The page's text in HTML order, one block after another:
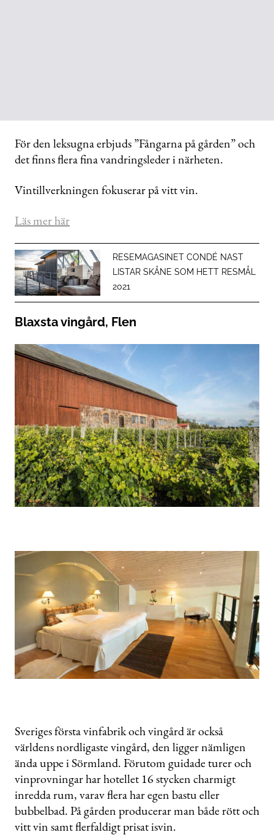
För den leksugna erbjuds ”Fångarna på gården” och
det finns flera fina vandringsleder i närheten.
Vintillverkningen fokuserar på vitt vin.
Läs mer här
RESEMAGASINET CONDÉ NAST
LISTAR SKÅNE SOM HETT RESMÅL
2021
Blaxsta vingård, Flen
Sveriges första vinfabrik och vingård är också
världens nordligaste vingård, den ligger nämligen
ända uppe i Sörmland. Förutom guidade turer och
vinprovningar har hotellet 16 stycken charmigt
inredda rum, varav flera har egen bastu eller
bubbelbad. På gården producerar man både rött och
vitt vin samt flerfaldigt prisat isvin.